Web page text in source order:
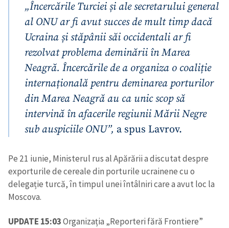
„Încercările Turciei și ale secretarului general
al ONU ar fi avut succes de mult timp dacă
Ucraina și stăpânii săi occidentali ar fi
rezolvat problema deminării în Marea
Neagră. Încercările de a organiza o coaliție
internațională pentru deminarea porturilor
din Marea Neagră au ca unic scop să
intervină în afacerile regiunii Mării Negre
sub auspiciile ONU”, a spus Lavrov.
Pe 21 iunie, Ministerul rus al Apărării a discutat despre
exporturile de cereale din porturile ucrainene cu o
delegație turcă, în timpul unei întâlniri care a avut loc la
Moscova.
UPDATE 15:03Organizația „Reporteri fără Frontiere”